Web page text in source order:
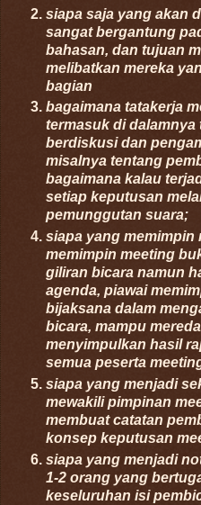
siapa saja yang akan
sangat bergantung
bahasan, dan tujuan
melibatkan mereka
bagian
bagaimana tatakerja
termasuk di dalamnya
berdiskusi dan
misalnya tentang
bagaimana kalau
setiap keputusan
pemunggutan suara;
siapa yang memimpin
memimpin meeting
giliran bicara namun
agenda, piawai
bijaksana dalam
bicara, mampu
menyimpulkan hasil
semua peserta
siapa yang menjadi
mewakili pimpinan
membuat catatan
konsep keputusan
siapa yang menjadi
1-2 orang yang
keseluruhan isi